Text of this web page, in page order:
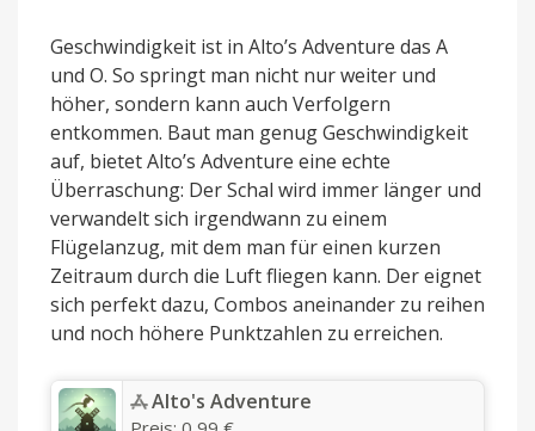
Geschwindigkeit ist in Alto’s Adventure das A
und O. So springt man nicht nur weiter und
höher, sondern kann auch Verfolgern
entkommen. Baut man genug Geschwindigkeit
auf, bietet Alto’s Adventure eine echte
Überraschung: Der Schal wird immer länger und
verwandelt sich irgendwann zu einem
Flügelanzug, mit dem man für einen kurzen
Zeitraum durch die Luft fliegen kann. Der eignet
sich perfekt dazu, Combos aneinander zu reihen
und noch höhere Punktzahlen zu erreichen.
‎Alto's Adventure